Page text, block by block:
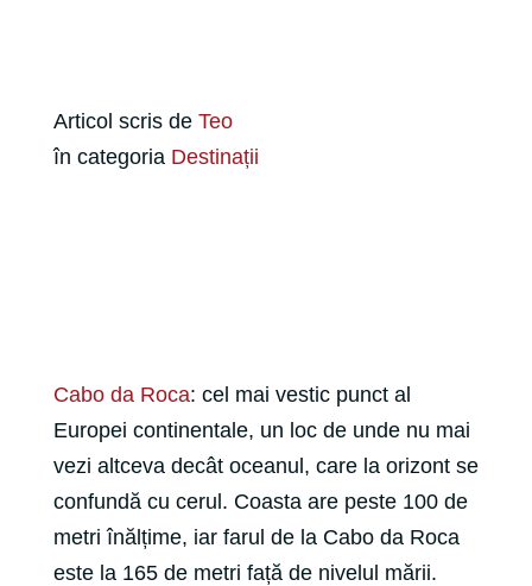
Articol scris de Teo
în categoria Destinații
Cabo da Roca: cel mai vestic punct al
Europei continentale, un loc de unde nu mai
vezi altceva decât oceanul, care la orizont se
confundă cu cerul. Coasta are peste 100 de
metri înălțime, iar farul de la Cabo da Roca
este la 165 de metri față de nivelul mării.